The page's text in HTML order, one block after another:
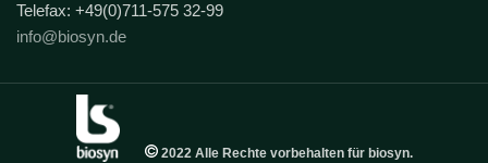
Telefax: +49(0)711-575 32-99
info@biosyn.de
2022 Alle Rechte vorbehalten für biosyn.